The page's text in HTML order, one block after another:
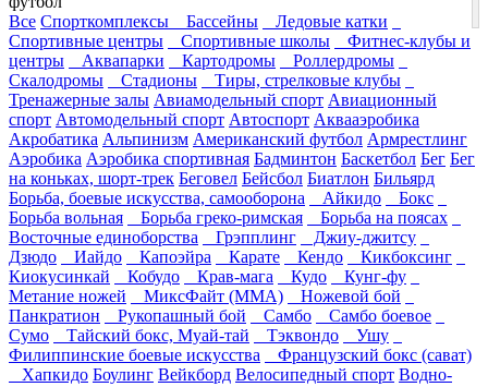
Все Спорткомплексы Бассейны
Ледовые катки
Спортивные центры
Спортивные школы
Фитнес-клубы и
центры
Аквапарки Картодромы
Роллердромы
Скалодромы
Стадионы
Тиры, стрелковые клубы
Тренажерные залы Авиамодельный спорт Авиационный
спорт Автомодельный спорт Автоспорт Аквааэробика
Акробатика Альпинизм Американский футбол Армрестлинг
Аэробика Аэробика спортивная Бадминтон Баскетбол Бег Бег
на коньках, шорт-трек Беговел Бейсбол Биатлон Бильярд
Борьба, боевые искусства, самооборона
Айкидо
Бокс
Борьба вольная
Борьба греко-римская
Борьба на поясах
Восточные единоборства
Грэпплинг
Джиу-джитсу
Дзюдо
Иайдо Капоэйра Карате Кендо
Кикбоксинг
Киокусинкай
Кобудо Крав-мага Кудо
Кунг-фу
Метание ножей
МиксФайт (ММА)
Ножевой бой
Панкратион
Рукопашный бой Самбо
Самбо боевое
Сумо
Тайский бокс, Муай-тай Тэквондо
Ушу
Филиппинские боевые искусства
Французский бокс (сават)
Хапкидо Боулинг Вейкборд Велосипедный спорт Водно-